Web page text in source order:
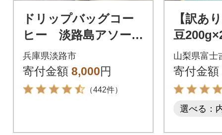
ドリップバッグコー
ヒー 淡路島アソート
セット 6種 60袋
飲み比べ ドリップ
バッグ at14609
兵庫県淡路市
寄付金額 8,000円
（442件）
【訳あ
豆
家焙煎
ルティ
山の湧
山梨県富士
寄付金額
選べる：